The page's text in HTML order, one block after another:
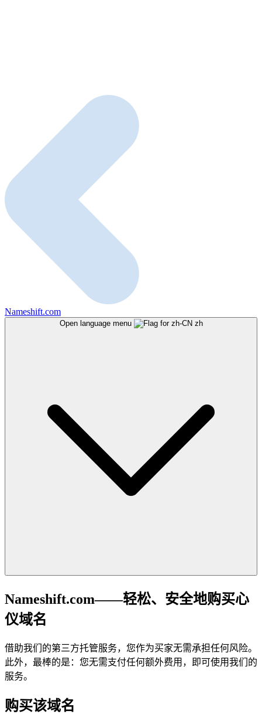
Nameshift.com
Open language menu zh
Nameshift.com——轻松、安全地购买心
仪域名
借助我们的第三方托管服务，您作为买家无需承担任何风险。
此外，最棒的是：您无需支付任何额外费用，即可使用我们的
服务。
购买该域名